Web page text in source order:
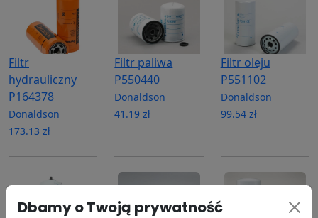
Filtr
hydrauliczny
P164378
Donaldson
173.13 zł
Filtr paliwa
P550440
Donaldson
41.19 zł
Filtr oleju
P551102
Donaldson
99.54 zł
Dbamy o Twoją prywatność